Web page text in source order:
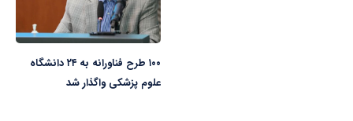
۱۰۰ طرح فناورانه به ۲۴ دانشگاه
علوم پزشکی واگذار شد